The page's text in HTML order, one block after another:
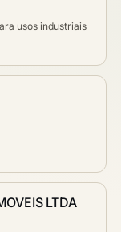
usos industriais
LTDA